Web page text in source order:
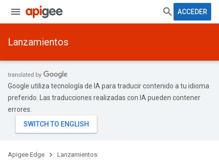
ACCEDER
Lanzamientos
Google utiliza tecnología de IA para traducir contenido a tu idioma
preferido. Las traducciones realizadas con IA pueden contener
errores.
Apigee Edge Lanzamientos